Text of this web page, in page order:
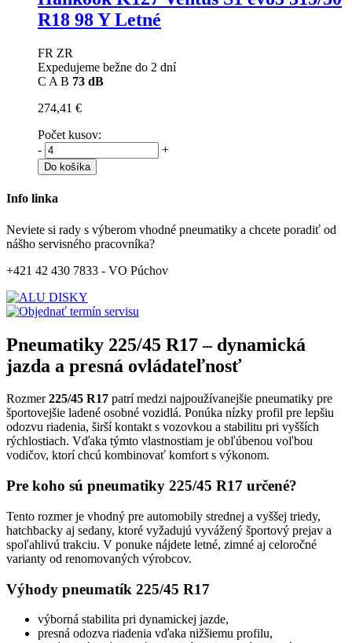
R18 98 Y Letné
FR ZR
Expedujeme bežne do 2 dní
C A B 73 dB
274,41 €
Počet kusov:
-
+
Do košíka
Info linka
Neviete si rady s výberom vhodné pneumatiky a chcete poradiť od
nášho servisného pracovníka?
+421 42 430 7833 - VO Púchov
Pneumatiky 225/45 R17 – dynamická
jazda a presná ovládateľnosť
Rozmer225/45 R17 patrí medzi najpoužívanejšie pneumatiky pre
športovejšie ladené osobné vozidlá. Ponúka nízky profil pre lepšiu
odozvu riadenia, širší kontakt s vozovkou a stabilitu pri vyšších
rýchlostiach. Vďaka týmto vlastnostiam je obľúbenou voľbou
vodičov, ktorí chcú kombinovať komfort s výkonom.
Pre koho sú pneumatiky 225/45 R17 určené?
Tento rozmer je vhodný pre automobily strednej a vyššej triedy,
hatchbacky aj sedany, ktoré vyžadujú vyvážený športový prejav a
spoľahlivú trakciu. V ponuke nájdete letné, zimné aj celoročné
varianty od renomovaných výrobcov.
Výhody pneumatík 225/45 R17
výborná stabilita pri dynamickej jazde,
presná odozva riadenia vďaka nižšiemu profilu,